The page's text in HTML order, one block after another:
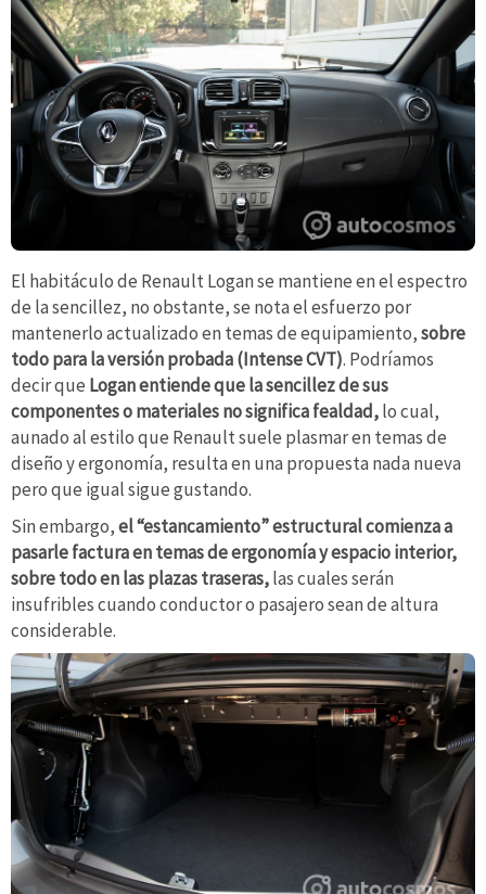
El habitáculo de Renault Logan se mantiene en el espectro
de la sencillez, no obstante, se nota el esfuerzo por
mantenerlo actualizado en temas de equipamiento,sobre
todo para la versión probada (Intense CVT). Podríamos
decir que Logan entiende que la sencillez de sus
componentes o materiales no significa fealdad,lo cual,
aunado al estilo que Renault suele plasmar en temas de
diseño y ergonomía, resulta en una propuesta nada nueva
pero que igual sigue gustando.
Sin embargo,el “estancamiento” estructural comienza a
pasarle factura en temas de ergonomía y espacio interior,
sobre todo en las plazas traseras,las cuales serán
insufribles cuando conductor o pasajero sean de altura
considerable.